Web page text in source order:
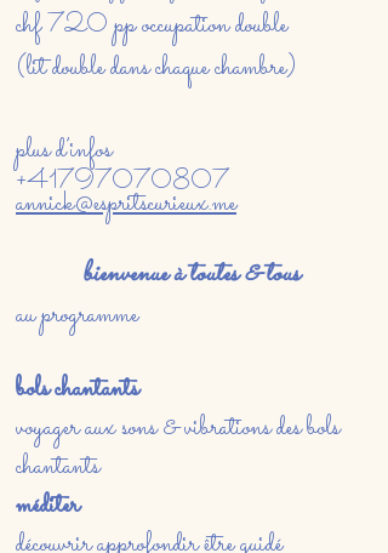
chf720pp occupation double
(lit double dans chaque chambre)
plus d’infos
+41797070807
annick@espritscurieux.me
bienvenue à toutes & tous
au programme
bols chantants
voyager aux sons & vibrations des bols
chantants
méditer